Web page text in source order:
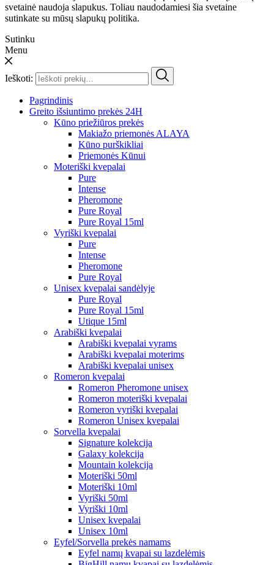
svetainė naudoja slapukus. Toliau naudodamiesi šia svetaine
sutinkate su mūsų slapukų politika.
Sutinku
Menu
Ieškoti:
Pagrindinis
Greito išsiuntimo prekės 24H
Kūno priežiūros prekės
Makiažo priemonės ALAYA
Kūno purškikliai
Priemonės Kūnui
Moteriški kvepalai
Pure
Intense
Pheromone
Pure Royal
Pure Royal 15ml
Vyriški kvepalai
Pure
Intense
Pheromone
Pure Royal
Unisex kvepalai sandėlyje
Pure Royal
Pure Royal 15ml
Utique 15ml
Arabiški kvepalai
Arabiški kvepalai vyrams
Arabiški kvepalai moterims
Arabiški kvepalai unisex
Romeron kvepalai
Romeron Pheromone unisex
Romeron moteriški kvepalai
Romeron vyriški kvepalai
Romeron Unisex kvepalai
Sorvella kvepalai
Signature kolekcija
Galaxy kolekcija
Mountain kolekcija
Moteriški 50ml
Moteriški 10ml
Vyriški 50ml
Vyriški 10ml
Unisex kvepalai
Unisex 10ml
Eyfel/Sorvella prekės namams
Eyfel namų kvapai su lazdelėmis